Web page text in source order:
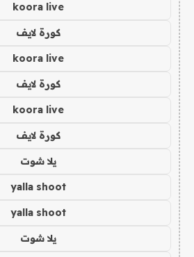
koora live
كورة لايف
koora live
كورة لايف
koora live
كورة لايف
يلا شوت
yalla shoot
yalla shoot
يلا شوت